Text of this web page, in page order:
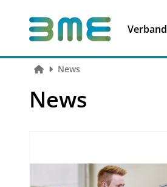
Verband
Führungskompetenzen
News
News